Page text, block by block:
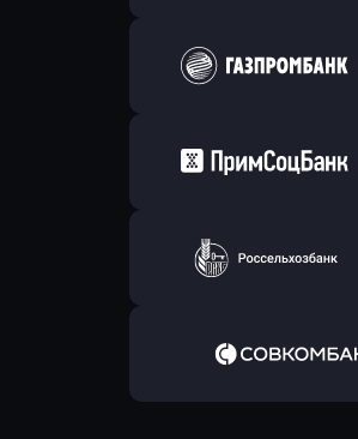
Оправить заявку
в Сбербанк
Оправить заявку
в Газпромбанк
Оправить заявку
в Примсоцбанк
Оправить заявку
в РоссельхозБанк